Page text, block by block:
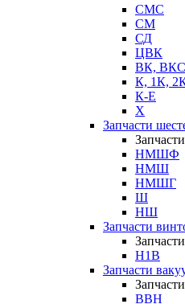
СМС
СМ
СД
ЦВК
ВК,
К, 1К,
К-Е
Х
Запчасти
НМШФ
НМШ
НМШГ
Ш
НШ
Запчасти
Н1В
Запчасти
ВВН